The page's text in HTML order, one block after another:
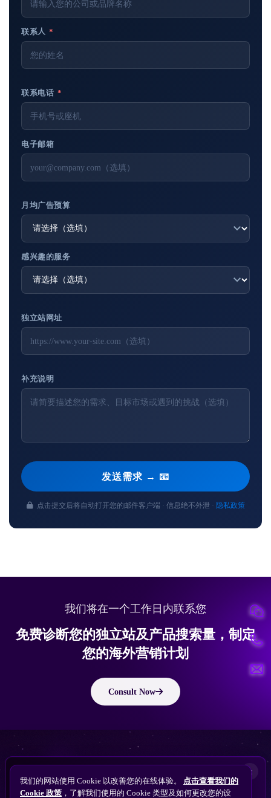
联系人 *
联系电话 *
电子邮箱
月均广告预算
感兴趣的服务
独立站网址
补充说明
发送需求 → 📧
点击提交后将自动打开您的邮件客户端 · 信息绝不外泄 · 隐私政策
我们将在一个工作日内联系您
免费诊断您的独立站及产品搜索量，制定
您的海外营销计划
Consult Now
版权所有 © 2010 ~ 2026 隽永东方/EastDigi--专注企业海外业务增长
备案号：苏ICP备14005285号-11
我们的网站使用 Cookie 以改善您的在线体验。 点击查看我们的
Cookie 政策 ，了解我们使用的 Cookie 类型及如何更改您的设
×
Perplexity
搜索找到您的独立站？